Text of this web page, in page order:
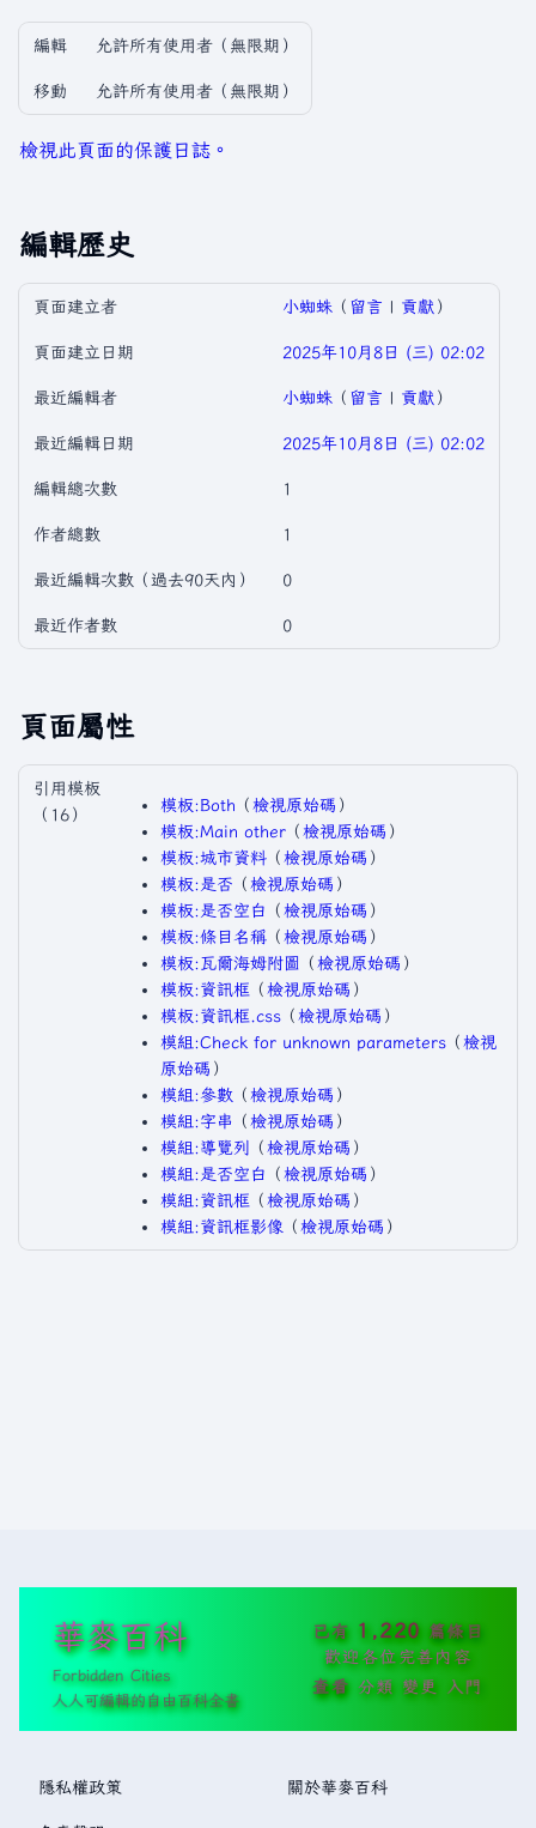
編輯 允許所有使用者​（無限期）
移動 允許所有使用者​（無限期）
檢視此頁面的保護日誌。
編輯歷史
頁面建立者 小蜘蛛 （ 留言 | 貢獻 ）
頁面建立日期 2025年10月8日 (三) 02:02
最近編輯者 小蜘蛛 （ 留言 | 貢獻 ）
最近編輯日期 2025年10月8日 (三) 02:02
編輯總次數 1
作者總數 1
最近編輯次數（過去90天內） 0
最近作者數 0
頁面屬性
引用模板
（16）
模板:Both ​（檢視原始碼 ）​
模板:Main other ​（檢視原始碼 ）​
模板:城市資料 ​（檢視原始碼 ）​
模板:是否 ​（檢視原始碼 ）​
模板:是否空白 ​（檢視原始碼 ）​
模板:條目名稱 ​（檢視原始碼 ）​
模板:瓦爾海姆附圖
​（檢視原始碼 ）​
模板:資訊框 ​（檢視原始碼 ）​
模板:資訊框.css ​（檢視原始碼 ）​
模組:Check for unknown parameters ​（檢視
原始碼 ）​
模組:參數 ​（檢視原始碼 ）​
模組:字串 ​（檢視原始碼 ）​
模組:導覽列
​（檢視原始碼 ）​
模組:是否空白 ​（檢視原始碼 ）​
模組:資訊框 ​（檢視原始碼 ）​
模組:資訊框影像 ​（檢視原始碼 ）​
華麥百科
Forbidden Cities
人人可編輯的自由百科全書
已有 1,220 篇條目
歡迎各位完善內容
查看 分類 變更 入門
隱私權政策 關於華麥百科